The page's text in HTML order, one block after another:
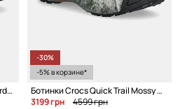
Ботинки Salomon Snowclog Corduroy
-30%
-5% в корзине*
Ботинки Crocs Quick Trail Mossy Oak Shoe
3199 грн
4599 грн